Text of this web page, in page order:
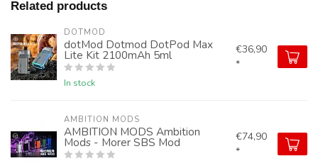
Related products
DOTMOD
dotMod Dotmod DotPod Max
Lite Kit 2100mAh 5ml
In stock
€36,90
*
AMBITION MODS
AMBITION MODS Ambition
Mods - Morer SBS Mod
€74,90
*